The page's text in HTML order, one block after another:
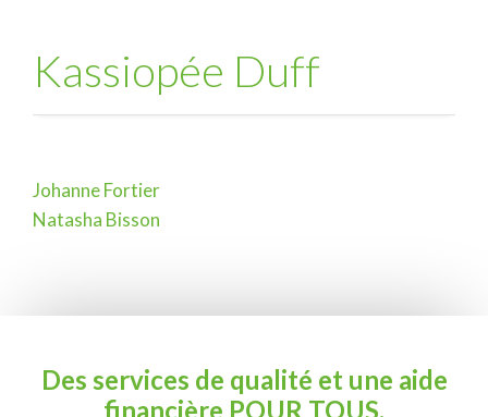
Kassiopée Duff
Navigation
Johanne Fortier
Natasha Bisson
Des services de qualité et une aide
financière POUR TOUS.